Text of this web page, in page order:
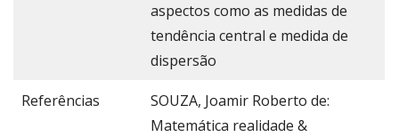
aspectos como as medidas de
tendência central e medida de
dispersão
Referências
SOUZA, Joamir Roberto de:
Matemática realidade &